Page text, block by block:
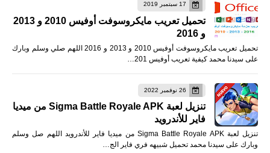
17 سبتمبر 2019
تحميل تعريب مايكروسوفت أوفيس 2010 و 2013
و 2016
تحميل تعريب مايكروسوفت أوفيس 2010 و 2013 و 2016 اللهم صلي وسلم وبارك
على سيدنا محمد كيفية تعريب أوفيس 201…
26 نوفمبر 2022
تنزيل لعبة Sigma Battle Royale APK من ميديا
فاير للأندرويد
تنزيل لعبة Sigma Battle Royale APK من ميديا فاير للأندرويد اللهم صل وسلم
وبارك على سيدنا محمد تحميل شبيهه فري فاير الج…